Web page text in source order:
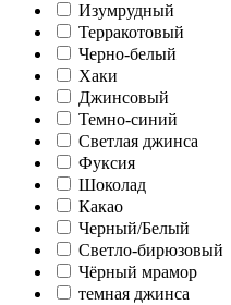
Изумрудный
Терракотовый
Черно-белый
Хаки
Джинсовый
Темно-синий
Светлая джинса
Фуксия
Шоколад
Какао
Черный/Белый
Светло-бирюзовый
Чёрный мрамор
темная джинса